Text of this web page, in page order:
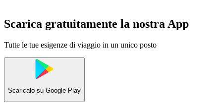
Scarica gratuitamente la nostra App
Tutte le tue esigenze di viaggio in un unico posto
Scaricalo su Google Play